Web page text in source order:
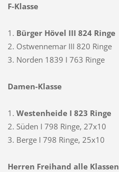
F-Klasse
1. Bürger Hövel III 824 Ringe
2. Ostwennemar III 820 Ringe
3. Norden 1839 I 763 Ringe
Damen-Klasse
1. Westenheide I 823 Ringe
2. Süden I 798 Ringe, 27x10
3. Berge I 798 Ringe, 25x10
Herren Freihand alle Klassen